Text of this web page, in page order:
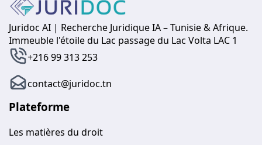
Juridoc AI | Recherche Juridique IA – Tunisie & Afrique.
Immeuble l'étoile du Lac passage du Lac Volta LAC 1
+216 99 313 253
contact@juridoc.tn
Plateforme
Les matières du droit